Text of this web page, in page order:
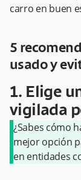
carro en buen
5
usado y
1. Elige
vigilada
¿Sabes cómo
mejor opción
en entidades